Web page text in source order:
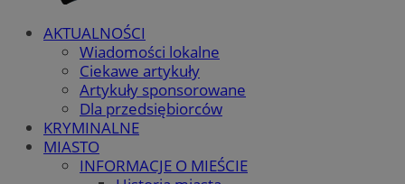
AKTUALNOŚCI
Wiadomości lokalne
Ciekawe artykuły
Artykuły sponsorowane
Dla przedsiębiorców
KRYMINALNE
MIASTO
INFORMACJE O MIEŚCIE